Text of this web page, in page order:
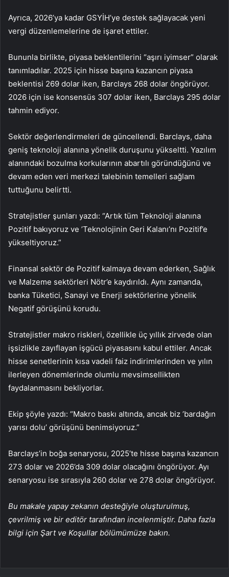
Ayrıca, 2026’ya kadar GSYİH’ye destek sağlayacak yeni
vergi düzenlemelerine de işaret ettiler.
Bununla birlikte, piyasa beklentilerini “aşırı iyimser” olarak
tanımladılar. 2025 için hisse başına kazancın piyasa
beklentisi 269 dolar iken, Barclays 268 dolar öngörüyor.
2026 için ise konsensüs 307 dolar iken, Barclays 295 dolar
tahmin ediyor.
Sektör değerlendirmeleri de güncellendi. Barclays, daha
geniş teknoloji alanına yönelik duruşunu yükseltti. Yazılım
alanındaki bozulma korkularının abartılı göründüğünü ve
devam eden veri merkezi talebinin temelleri sağlam
tuttuğunu belirtti.
Stratejistler şunları yazdı: “Artık tüm Teknoloji alanına
Pozitif bakıyoruz ve ’Teknolojinin Geri Kalanı’nı Pozitif’e
yükseltiyoruz.”
Finansal sektör de Pozitif kalmaya devam ederken, Sağlık
ve Malzeme sektörleri Nötr’e kaydırıldı. Aynı zamanda,
banka Tüketici, Sanayi ve Enerji sektörlerine yönelik
Negatif görüşünü korudu.
Stratejistler makro riskleri, özellikle üç yıllık zirvede olan
işsizlikle zayıflayan işgücü piyasasını kabul ettiler. Ancak
hisse senetlerinin kısa vadeli faiz indirimlerinden ve yılın
ilerleyen dönemlerinde olumlu mevsimsellikten
faydalanmasını bekliyorlar.
Ekip şöyle yazdı: “Makro baskı altında, ancak biz ’bardağın
yarısı dolu’ görüşünü benimsiyoruz.”
Barclays’in boğa senaryosu, 2025’te hisse başına kazancın
273 dolar ve 2026’da 309 dolar olacağını öngörüyor. Ayı
senaryosu ise sırasıyla 260 dolar ve 278 dolar öngörüyor.
Bu makale yapay zekanın desteğiyle oluşturulmuş,
çevrilmiş ve bir editör tarafından incelenmiştir. Daha fazla
bilgi için Şart ve Koşullar bölümümüze bakın.